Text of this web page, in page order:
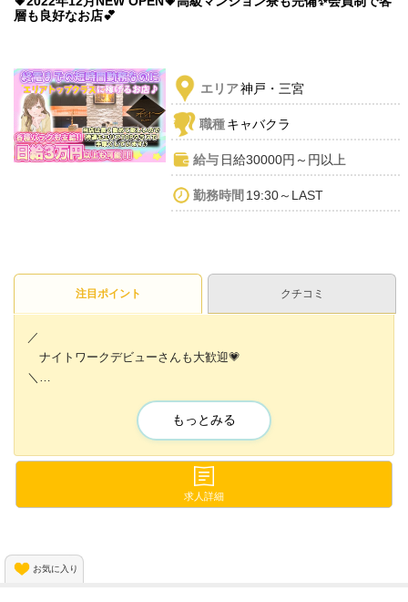
層も良好なお店💕
エリア神戸・三宮
職種キャバクラ
給与 日給30000円～円以上
勤務時間 19:30～LAST
注目ポイント クチコミ
／
ナイトワークデビューさんも大歓迎💗
＼
ノルマやペナルティなどは一切なし😆💕
売り上げを気にせず、
自分のペースで働くことが出来ます✨
会員制だから紳士的なお客様ばかり✨
高額オーダーもたくさん入るので自然と稼げます🙌
もっとみる
求人詳細
お気に入り